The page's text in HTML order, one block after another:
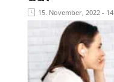
15. November, 2022 -